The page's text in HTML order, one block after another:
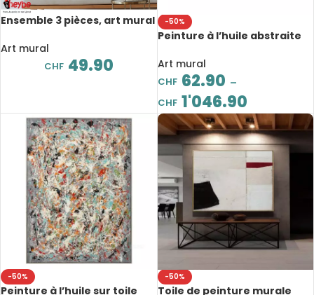
Ensemble 3 pièces, art mural
3D créatif et élégant
Art mural
CHF 49.90
-50%
Peinture à l’huile abstraite
peinture minimaliste, art
moderne
Art mural
CHF 62.90 –
CHF 1'046.90
-50%
Peinture à l’huile sur toile
-50%
Toile de peinture murale